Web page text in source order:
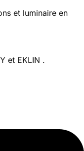
et luminaire en
et EKLIN .